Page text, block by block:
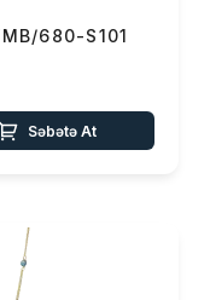
680-S101
Səbətə At